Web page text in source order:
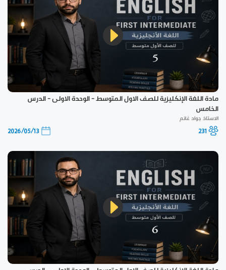
مادة اللغة الإنكليزية للصف الاول المتوسط - الوحدة الاولى - الدرس
الخامس
الاستاذ جواد غانم
231
2026/05/13